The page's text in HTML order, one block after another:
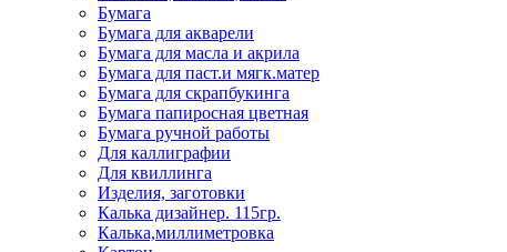
Бумага
Бумага для акварели
Бумага для масла и акрила
Бумага для паст.и мягк.матер
Бумага для скрапбукинга
Бумага папиросная цветная
Бумага ручной работы
Для каллиграфии
Для квиллинга
Изделия, заготовки
Калька дизайнер. 115гр.
Калька,миллиметровка